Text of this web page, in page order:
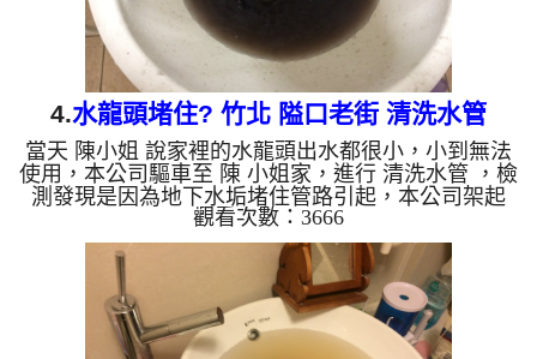
4.水龍頭堵住? 竹北 隘口老街 清洗水管
當天 陳小姐 說家裡的水龍頭出水都很小，小到無法
使用，本公司驅車至 陳 小姐家，進行 清洗水管 ，檢
測發現是因為地下水垢堵住管路引起，本公司架起
高周波水管清洗機，注入 檸檬酸液 至水管裡面，等
了約25分，開啟 水管清洗機 ，開啟 水槌 模式，開始
把水管內的污垢及異物沖出來，一開始就洗出黑水，
沒想到越洗越髒，就像是苦茶一樣，陳小姐下得花容
失色，清洗約三小時後，陳小姐 很高興有水可以用
了!! 如是自來水，如水管老化，會產生鐵鏽跟泥沙堆
觀看次數：3666